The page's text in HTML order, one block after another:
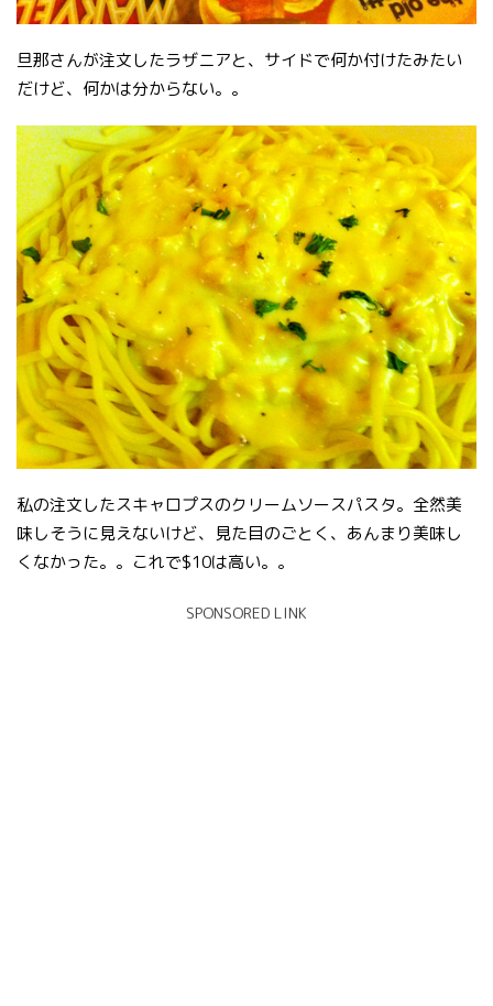
旦那さんが注文したラザニアと、サイドで何か付けたみたい
だけど、何かは分からない。。
私の注文したスキャロプスのクリームソースパスタ。全然美
味しそうに見えないけど、見た目のごとく、あんまり美味し
くなかった。。これで$10は高い。。
SPONSORED LINK